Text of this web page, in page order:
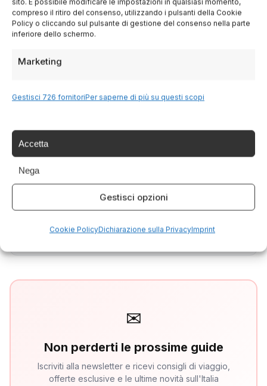
sito. È possibile modificare le impostazioni in qualsiasi momento,
compreso il ritiro del consenso, utilizzando i pulsanti della Cookie
Policy o cliccando sul pulsante di gestione del consenso nella parte
inferiore dello schermo.
Marketing
Gestisci 726 fornitoriPer saperne di più su questi scopi
Accetta
Nega
Gestisci opzioni
Cookie PolicyDichiarazione sulla PrivacyImprint
Condividi questo articolo
Italia Delight
Italia Delight è il tuo portale per scoprire le
cucina e tour indimenticabili.
✉
Non perderti le prossime guide
Iscriviti alla newsletter e ricevi consigli di viaggio,
offerte esclusive e le ultime novità sull'Italia